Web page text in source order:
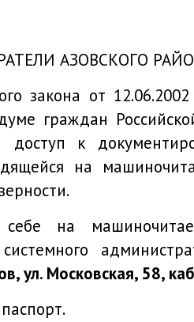
АЗОВСКОГО
закона от
граждан
к
на
на
ул. Московская, 58,